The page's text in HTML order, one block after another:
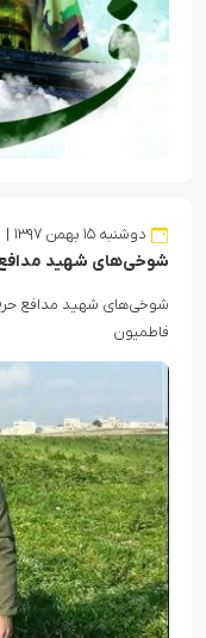
دوشنبه ۱۵ بهمن ۱۳۹۷
شوخی‌های شهید مدافع
شوخی‌های شهید مدافع حرم
فاطمیون